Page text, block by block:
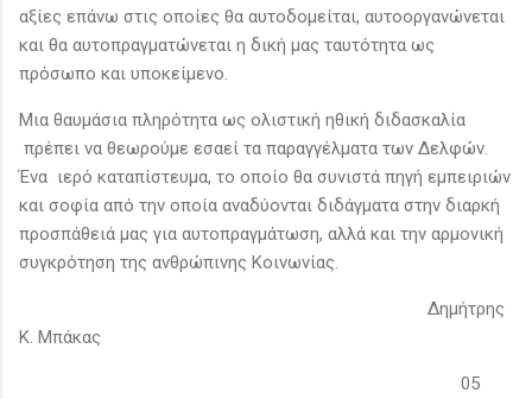
αξίες επάνω στις οποίες θα αυτοδομείται, αυτοοργανώνεται
και θα αυτοπραγματώνεται η δική μας ταυτότητα ως
πρόσωπο και υποκείμενο.
Μια θαυμάσια πληρότητα ως ολιστική ηθική διδασκαλία
πρέπει να θεωρούμε εσαεί τα παραγγέλματα των Δελφών.
Ένα ιερό καταπίστευμα, το οποίο θα συνιστά πηγή εμπειριών
και σοφία από την οποία αναδύονται διδάγματα στην διαρκή
προσπάθειά μας για αυτοπραγμάτωση, αλλά και την αρμονική
συγκρότηση της ανθρώπινης Κοινωνίας.
Δημήτρης
Κ. Μπάκας
05